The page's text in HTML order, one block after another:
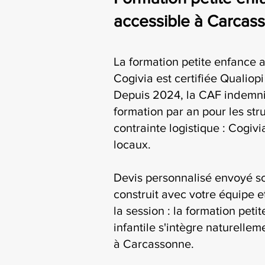
accessible à
La formation petite enfance
Cogivia est certifiée
Depuis 2024, la CAF
formation par an pour les
contrainte logistique :
locaux.
Devis personnalisé envoyé
construit avec votre équipe
la session : la formation
infantile s'intègre
à Carcassonne.